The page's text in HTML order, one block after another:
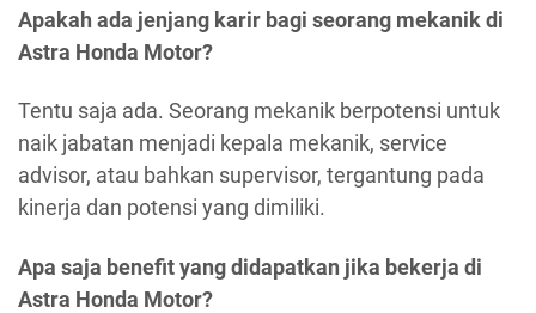
Apakah ada jenjang karir bagi seorang mekanik di
Astra Honda Motor?
Tentu saja ada. Seorang mekanik berpotensi untuk
naik jabatan menjadi kepala mekanik, service
advisor, atau bahkan supervisor, tergantung pada
kinerja dan potensi yang dimiliki.
Apa saja benefit yang didapatkan jika bekerja di
Astra Honda Motor?